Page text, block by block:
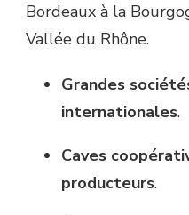
Bordeaux à la
Vallée du Rhône.
Grandes
internationales.
Caves
producteurs.